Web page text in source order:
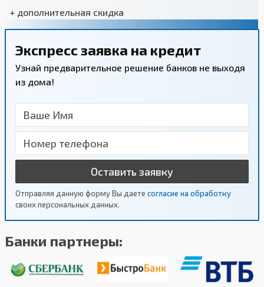
+ дополнительная скидка
Экспресс заявка на кредит
Узнай предварительное решение банков не выходя
из дома!
Оставить заявку
Отправляя данную форму Вы даете согласие на обработку
своих персональных данных.
Банки партнеры: